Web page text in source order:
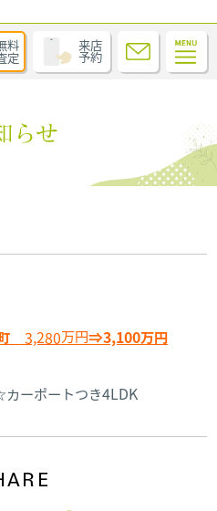
料
定
来店
予約
らせ
3,280万円⇒3,100万円
ーポートつき4LDK